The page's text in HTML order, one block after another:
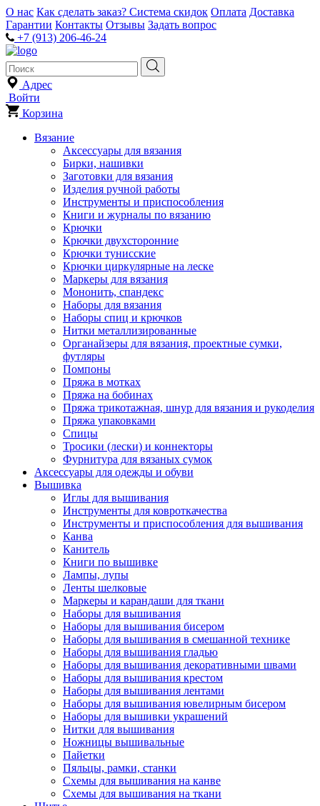
О нас Как сделать заказ? Система скидок Оплата Доставка
Гарантии Контакты Отзывы Задать вопрос
+7 (913) 206-46-24
Адрес
Войти
Корзина
Вязание
Аксессуары для вязания
Бирки, нашивки
Заготовки для вязания
Изделия ручной работы
Инструменты и приспособления
Книги и журналы по вязанию
Крючки
Крючки двухсторонние
Крючки тунисские
Крючки циркулярные на леске
Маркеры для вязания
Мононить, спандекс
Наборы для вязания
Наборы спиц и крючков
Нитки металлизированные
Органайзеры для вязания, проектные сумки,
футляры
Помпоны
Пряжа в мотках
Пряжа на бобинах
Пряжа трикотажная, шнур для вязания и рукоделия
Пряжа упаковками
Спицы
Тросики (лески) и коннекторы
Фурнитура для вязаных сумок
Аксессуары для одежды и обуви
Вышивка
Иглы для вышивания
Инструменты для ковроткачества
Инструменты и приспособления для вышивания
Канва
Канитель
Книги по вышивке
Лампы, лупы
Ленты шелковые
Маркеры и карандаши для ткани
Наборы для вышивания
Наборы для вышивания бисером
Наборы для вышивания в смешанной технике
Наборы для вышивания гладью
Наборы для вышивания декоративными швами
Наборы для вышивания крестом
Наборы для вышивания лентами
Наборы для вышивания ювелирным бисером
Наборы для вышивки украшений
Нитки для вышивания
Ножницы вышивальные
Пайетки
Пяльцы, рамки, станки
Схемы для вышивания на канве
Схемы для вышивания на ткани